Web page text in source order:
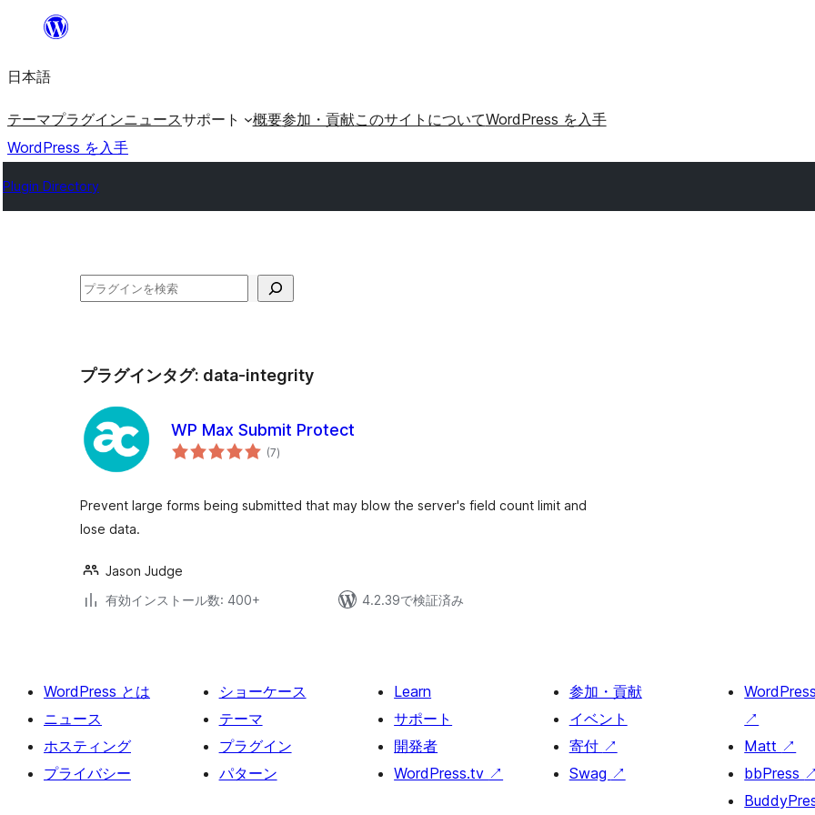
を
ッ
プ
日本語
テーマプラグインニュースサポート 概要参加・貢献このサイトについてWordPress を入手
WordPress を入手
Plugin Directory
検
プラグインタグ: data-integrity
WP Max Submit Protect
(7個
の)
Prevent large forms being submitted that may blow the server's field count limit and
lose data.
Jason Judge
有効インストール数: 400+
4.2.39で検証済み
WordPress とは
ニュース
ホスティング
プライバシー
ショーケース
テーマ
プラグイン
パターン
Learn
サポート
開発者
WordPress.tv ↗
参加・貢献
イベント
寄付 ↗
Swag ↗
↗
Matt ↗
bbPress ↗